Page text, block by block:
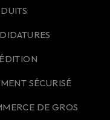
SÉCURISÉ
DE GROS